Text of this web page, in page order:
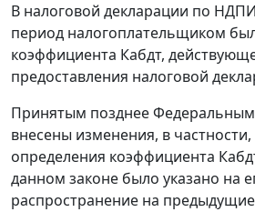
В налоговой декларации по
период налогоплательщиком
коэффициента Кабдт,
предоставления налоговой
Принятым позднее
внесены изменения, в
определения коэффициента
данном законе было указано на
распространение на